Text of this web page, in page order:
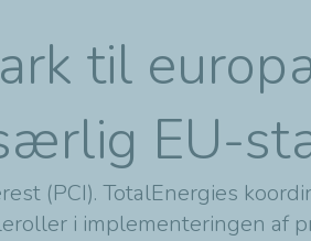
til
EU-
(PCI). TotalEnergies
i implementeringen af